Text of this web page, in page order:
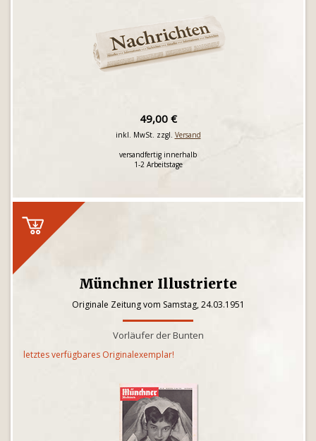
49,00 €
inkl. MwSt. zzgl. Versand
versandfertig innerhalb
1-2 Arbeitstage
Münchner Illustrierte
Originale Zeitung vom Samstag, 24.03.1951
Vorläufer der Bunten
letztes verfügbares Originalexemplar!